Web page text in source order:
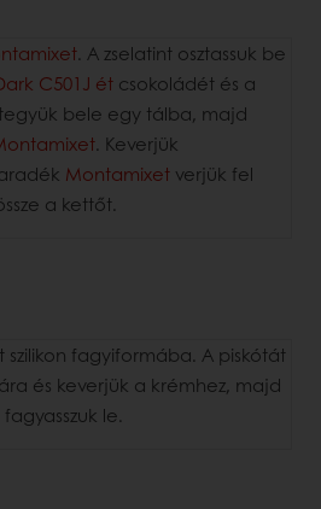
. A zselatint osztassuk be
C501J ét csokoládét és a
bele egy tálba, majd
. Keverjük
Montamixet verjük fel
a kettőt.
szilikon fagyiformába. A piskótát
és keverjük a krémhez, majd
le.